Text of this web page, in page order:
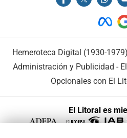
Hemeroteca Digital (1930-1979)
Administración y Publicidad -
Opcionales con El
El Litoral es